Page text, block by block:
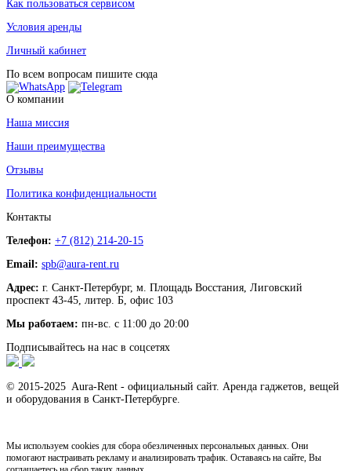
Как пользоваться сервисом
Условия аренды
Личный кабинет
По всем вопросам пишите сюда
О компании
Наша миссия
Наши преимущества
Отзывы
Политика конфиденциальности
Контакты
Телефон: +7 (812) 214-20-15
Email: spb@aura-rent.ru
Адрес: г. Санкт-Петербург, м. Площадь Восстания, Лиговский
проспект 43-45, литер. Б, офис 103
Мы работаем: пн-вс. с 11:00 до 20:00
Подписывайтесь на нас в соцсетях
© 2015-2025 Aura-Rent - официальный сайт. Аренда гаджетов, вещей
и оборудования в Санкт-Петербурге.
Мы используем cookies для сбора обезличенных персональных данных. Они
помогают настраивать рекламу и анализировать трафик. Оставаясь на сайте, Вы